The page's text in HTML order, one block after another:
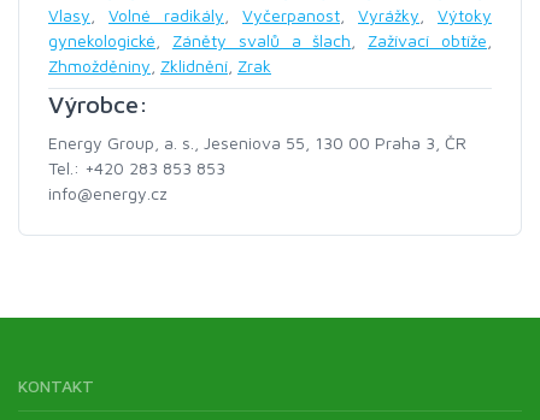
Vlasy
Volné radikály Vyčerpanost Vyrážky
Výtoky
gynekologické
Záněty svalů a šlach Zažívací obtíže
Zhmožděniny Zklidnění Zrak
Výrobce:
Energy Group, a. s., Jeseniova 55, 130 00 Praha 3, ČR
Tel.: +420 283 853 853
info@energy.cz
KONTAKT